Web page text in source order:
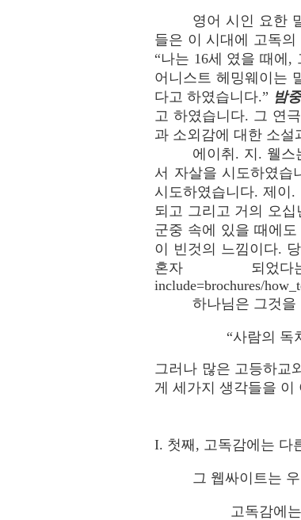
영어 시인 요한
들은 이 시대에 고독
“나는 16세 였을 때에
어니스트 헤밍웨이는
다고 하였습니다.” 밤
고 하였습니다. 그 연
과 소외감에 대한 소설
에이취. 지. 웰
서 자살을 시도하였습
시도하였습니다. 제이
되고 그리고 거의 오
군중 속에 있을 때에
이 빈것의 느낌이다.
혼자 되었다
include=brochures/
하나님은 그것
“사람의 독
그러나 많은 고등하교
게 세가지 생각들을
I. 첫째, 고독감에는 다
그 웹싸이트는
고독감에